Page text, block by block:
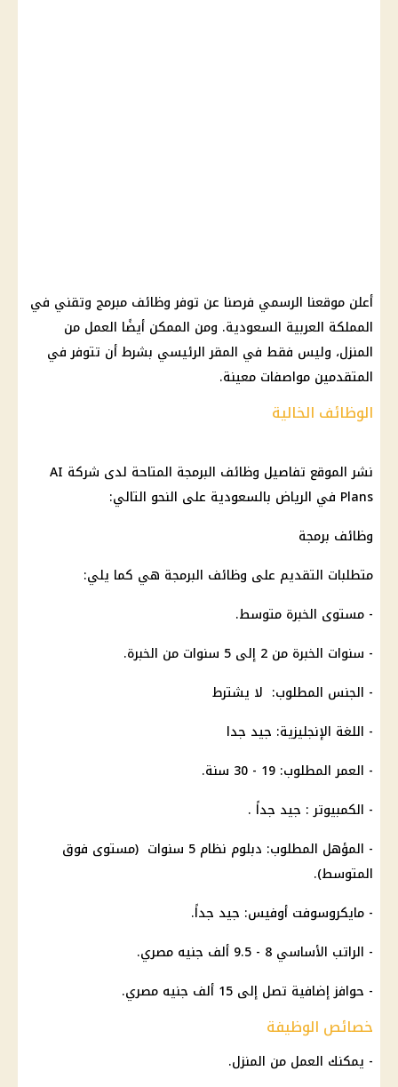
أعلن موقعنا الرسمي فرصنا عن توفر وظائف مبرمج وتقني في
المملكة العربية السعودية. ومن الممكن أيضًا العمل من
المنزل، وليس فقط في المقر الرئيسي بشرط أن تتوفر في
المتقدمين مواصفات معينة.
الوظائف الخالية
نشر الموقع تفاصيل وظائف البرمجة المتاحة لدى شركة AI
Plans في الرياض بالسعودية على النحو التالي:
وظائف برمجة
متطلبات التقديم على وظائف البرمجة هي كما يلي:
- مستوى الخبرة متوسط.
- سنوات الخبرة من 2 إلى 5 سنوات من الخبرة.
- الجنس المطلوب: لا يشترط
- اللغة الإنجليزية: جيد جدا
- العمر المطلوب: 19 - 30 سنة.
- الكمبيوتر : جيد جداً .
- المؤهل المطلوب: دبلوم نظام 5 سنوات (مستوى فوق
المتوسط).
- مايكروسوفت أوفيس: جيد جداً.
- الراتب الأساسي 8 - 9.5 ألف جنيه مصري.
- حوافز إضافية تصل إلى 15 ألف جنيه مصري.
خصائص الوظيفة
- يمكنك العمل من المنزل.